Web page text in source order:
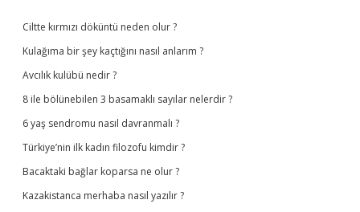
Ciltte kırmızı döküntü neden olur ?
Kulağıma bir şey kaçtığını nasıl anlarım ?
Avcılık kulübü nedir ?
8 ile bölünebilen 3 basamaklı sayılar nelerdir ?
6 yaş sendromu nasıl davranmalı ?
Türkiye’nin ilk kadın filozofu kimdir ?
Bacaktaki bağlar koparsa ne olur ?
Kazakistanca merhaba nasıl yazılır ?